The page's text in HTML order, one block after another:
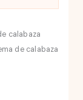
calabaza
de calabaza